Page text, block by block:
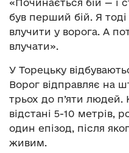
«Починається бій — і
був перший бій. Я тоді
влучити у ворога. А
влучати».
У Торецьку
Ворог відправляє на
трьох до п’яти людей.
відстані 5-10 метрів,
один епізод, після
живим.